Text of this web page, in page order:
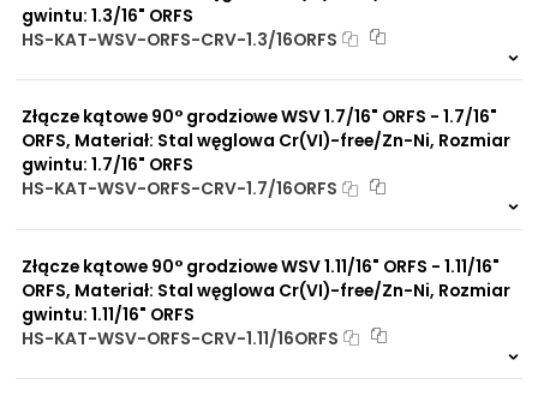
gwintu: 1.3/16" ORFS
HS-KAT-WSV-ORFS-CRV-1.3/16ORFS
Złącze kątowe 90° grodziowe WSV 1.7/16" ORFS - 1.7/16"
ORFS, Materiał: Stal węglowa Cr(VI)-free/Zn-Ni, Rozmiar
gwintu: 1.7/16" ORFS
HS-KAT-WSV-ORFS-CRV-1.7/16ORFS
Złącze kątowe 90° grodziowe WSV 1.11/16" ORFS - 1.11/16"
ORFS, Materiał: Stal węglowa Cr(VI)-free/Zn-Ni, Rozmiar
gwintu: 1.11/16" ORFS
HS-KAT-WSV-ORFS-CRV-1.11/16ORFS